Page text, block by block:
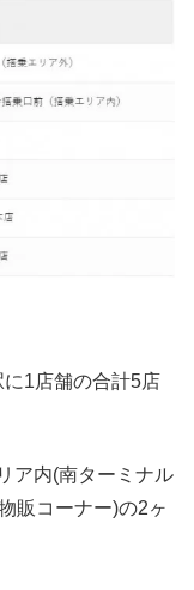
1店舗の合計5店
ア内(南ターミナル
販コーナー)の2ヶ